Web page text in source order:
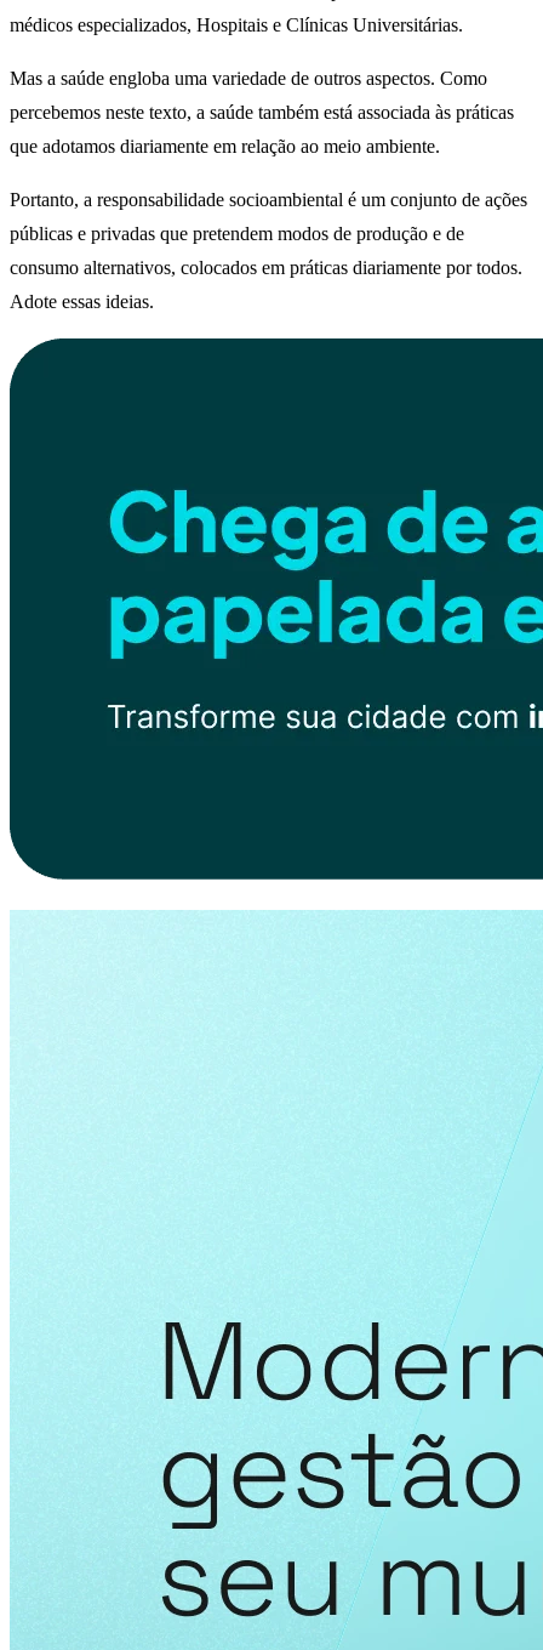
médicos especializados, Hospitais e Clínicas Universitárias.
Mas a saúde engloba uma variedade de outros aspectos. Como
percebemos neste texto, a saúde também está associada às práticas
que adotamos diariamente em relação ao meio ambiente.
Portanto, a responsabilidade socioambiental é um conjunto de ações
públicas e privadas que pretendem modos de produção e de
consumo alternativos, colocados em práticas diariamente por todos.
Adote essas ideias.